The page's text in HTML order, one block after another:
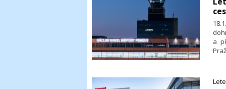
a